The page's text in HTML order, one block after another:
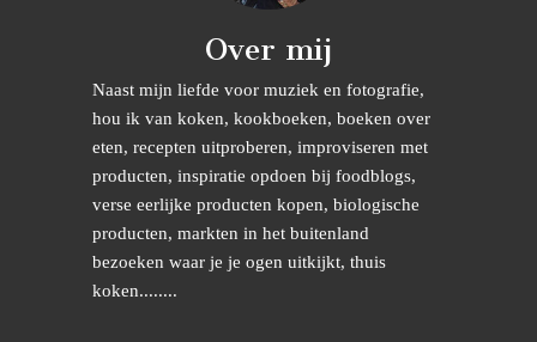
Over mij
Naast mijn liefde voor muziek en fotografie,
hou ik van koken, kookboeken, boeken over
eten, recepten uitproberen, improviseren met
producten, inspiratie opdoen bij foodblogs,
verse eerlijke producten kopen, biologische
producten, markten in het buitenland
bezoeken waar je je ogen uitkijkt, thuis
koken........